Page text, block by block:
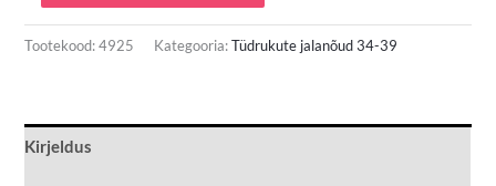
Tootekood:4925 Kategooria:Tüdrukute jalanõud 34-39
Kirjeldus